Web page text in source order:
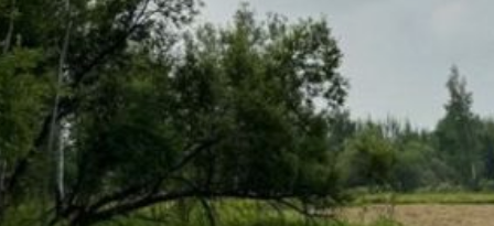
появятся в теплицах
по выращиванию овощных
культур. Установка первых
приспособлений
запланирована на май.
Госинспекторы
Россельхознадзора отберут
образцы растений
для исследования
карантинных объектов:
пурпурного церкоспороза,